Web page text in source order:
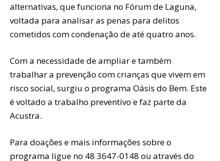
alternativas, que funciona no Fórum de Laguna,
voltada para analisar as penas para delitos
cometidos com condenação de até quatro anos.
Com a necessidade de ampliar e também
trabalhar a prevenção com crianças que vivem em
risco social, surgiu o programa Oásis do Bem. Este
é voltado a trabalho preventivo e faz parte da
Acustra.
Para doações e mais informações sobre o
programa ligue no 48 3647-0148 ou através do